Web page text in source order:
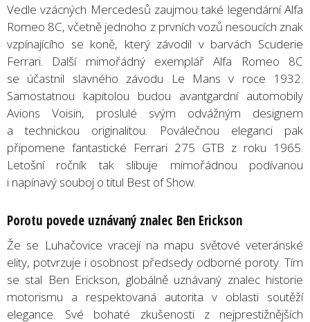
Vedle vzácných Mercedesů zaujmou také legendární Alfa
Romeo 8C, včetně jednoho z prvních vozů nesoucích znak
vzpínajícího se koně, který závodil v barvách Scuderie
Ferrari. Další mimořádný exemplář Alfa Romeo 8C
se účastnil slavného závodu Le Mans v roce 1932.
Samostatnou kapitolou budou avantgardní automobily
Avions Voisin, proslulé svým odvážným designem
a technickou originalitou. Poválečnou eleganci pak
připomene fantastické Ferrari 275 GTB z roku 1965.
Letošní ročník tak slibuje mimořádnou podívanou
i napínavý souboj o titul Best of Show.
Porotu povede uznávaný znalec Ben Erickson
Že se Luhačovice vracejí na mapu světové veteránské
elity, potvrzuje i osobnost předsedy odborné poroty. Tím
se stal Ben Erickson, globálně uznávaný znalec historie
motorismu a respektovaná autorita v oblasti soutěží
elegance. Své bohaté zkušenosti z nejprestižnějších